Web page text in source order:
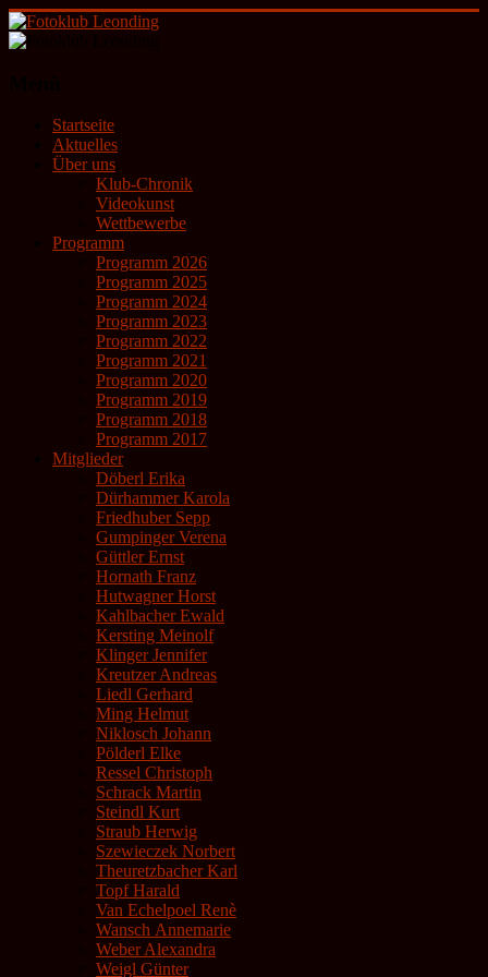
Zum
Inhalt
künstlerische
Fotografie
Startseite
Aktuelles
Über uns
Klub-Chronik
Videokunst
Wettbewerbe
Programm
Programm 2026
Programm 2025
Programm 2024
Programm 2023
Programm 2022
Programm 2021
Programm 2020
Programm 2019
Programm 2018
Programm 2017
Mitglieder
Döberl Erika
Dürhammer Karola
Friedhuber Sepp
Gumpinger Verena
Güttler Ernst
Hornath Franz
Hutwagner Horst
Kahlbacher Ewald
Kersting Meinolf
Klinger Jennifer
Kreutzer Andreas
Liedl Gerhard
Ming Helmut
Niklosch Johann
Pölderl Elke
Ressel Christoph
Schrack Martin
Steindl Kurt
Straub Herwig
Szewieczek Norbert
Theuretzbacher Karl
Topf Harald
Van Echelpoel Renè
Wansch Annemarie
Weber Alexandra
Weigl Günter